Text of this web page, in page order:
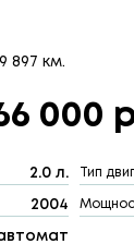
897 км.
000
2.0 л. Тип
2004